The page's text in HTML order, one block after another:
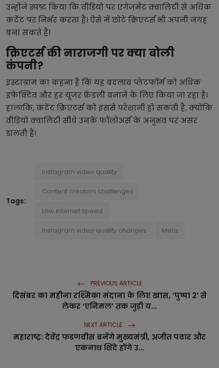
उन्होंने स्पष्ट किया कि वीडियो पर एंगेजमेंट क्वालिटी से अधिक
कंटेंट पर निर्भर करता है। ऐसे में छोटे क्रिएटर्स भी अपनी जगह
बना सकते हैं।
क्रिएटर्स की नाराजगी पर क्या बोली
कंपनी?
इंस्टाग्राम का कहना है कि यह बदलाव प्लेटफॉर्म को अधिक
इफेक्टिव और हर यूजर फ्रेंडली बनाने के लिए किया जा रहा है।
हालांकि, कंटेंट क्रिएटर्स को इससे परेशानी हो सकती है, क्योंकि
वीडियो क्वालिटी सीधे उनके फॉलोअर्स के अनुभव पर असर
डालती है।
Tags:
Instagram video quality
Content creators challenges
Low internet speed
Instagram video quality changes Meta
PREVIOUS ARTICLE
दिसंबर का महीना रश्मिका मंदाना के लिए खास, ‘पुष्पा 2’ से
लेकर ‘एनिमल’ तक जुड़ी य...
NEXT ARTICLE
महाराष्ट्र: देवेंद्र फडणवीस बनेंगे मुख्यमंत्री, अजीत पवार और
एकनाथ शिंदे होंगे उ...